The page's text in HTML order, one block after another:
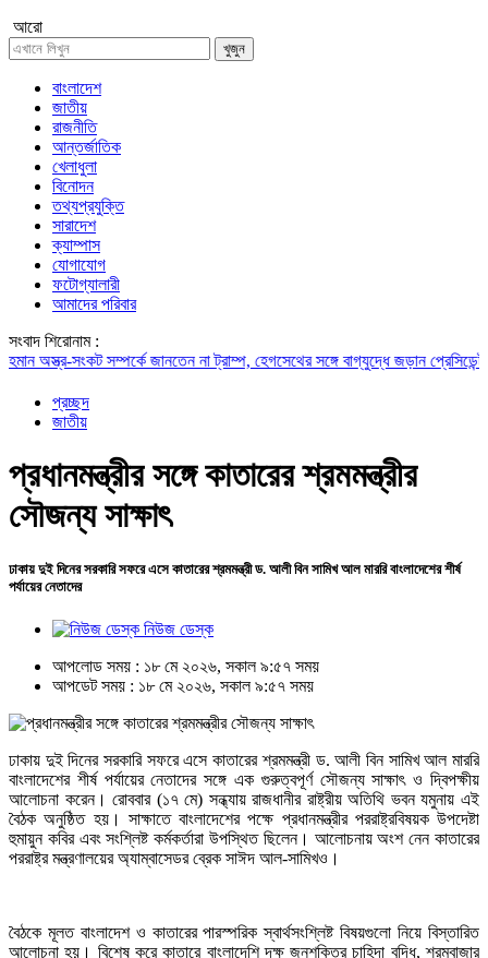
আরো
খুজুন
বাংলাদেশ
জাতীয়
রাজনীতি
আন্তর্জাতিক
খেলাধুলা
বিনোদন
তথ্যপ্রযুক্তি
সারাদেশ
ক্যাম্পাস
যোগাযোগ
ফটোগ্যালারী
আমাদের পরিবার
সংবাদ শিরোনাম :
অস্ত্র-সংকট সম্পর্কে জানতেন না ট্রাম্প, হেগসেথের সঙ্গে বাগ্‌যুদ্ধে জড়ান প্রেসিডেন্ট
প্রচ্ছদ
জাতীয়
প্রধানমন্ত্রীর সঙ্গে কাতারের শ্রমমন্ত্রীর
সৌজন্য সাক্ষাৎ
ঢাকায় দুই দিনের সরকারি সফরে এসে কাতারের শ্রমমন্ত্রী ড. আলী বিন সামিখ আল মাররি বাংলাদেশের শীর্ষ
পর্যায়ের নেতাদের
নিউজ ডেস্ক
আপলোড সময় : ১৮ মে ২০২৬, সকাল ৯:৫৭ সময়
আপডেট সময় : ১৮ মে ২০২৬, সকাল ৯:৫৭ সময়
ঢাকায় দুই দিনের সরকারি সফরে এসে কাতারের শ্রমমন্ত্রী ড. আলী বিন সামিখ আল মাররি
বাংলাদেশের শীর্ষ পর্যায়ের নেতাদের সঙ্গে এক গুরুত্বপূর্ণ সৌজন্য সাক্ষাৎ ও দ্বিপক্ষীয়
আলোচনা করেন। রোববার (১৭ মে) সন্ধ্যায় রাজধানীর রাষ্ট্রীয় অতিথি ভবন যমুনায় এই
বৈঠক অনুষ্ঠিত হয়। সাক্ষাতে বাংলাদেশের পক্ষে প্রধানমন্ত্রীর পররাষ্ট্রবিষয়ক উপদেষ্টা
হুমায়ুন কবির এবং সংশ্লিষ্ট কর্মকর্তারা উপস্থিত ছিলেন। আলোচনায় অংশ নেন কাতারের
পররাষ্ট্র মন্ত্রণালয়ের অ্যাম্বাসেডর ব্রেক সাঈদ আল-সামিখও।
বৈঠকে মূলত বাংলাদেশ ও কাতারের পারস্পরিক স্বার্থসংশ্লিষ্ট বিষয়গুলো নিয়ে বিস্তারিত
আলোচনা হয়। বিশেষ করে কাতারে বাংলাদেশি দক্ষ জনশক্তির চাহিদা বৃদ্ধি, শ্রমবাজার